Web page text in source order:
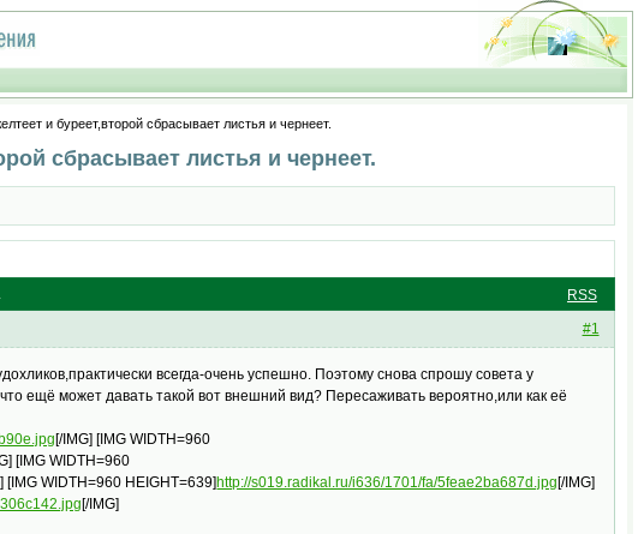
и буреет,второй сбрасывает листья и чернеет.
сбрасывает листья и чернеет.
RSS
#1
всегда-очень успешно. Поэтому снова спрошу совета у
ещё может давать такой вот внешний вид? Пересаживать вероятно,или как её
[/IMG] [IMG WIDTH=960
[IMG WIDTH=960
[IMG WIDTH=960 HEIGHT=639]http://s019.radikal.ru/i636/1701/fa/5feae2ba687d.jpg[/IMG]
[/IMG]